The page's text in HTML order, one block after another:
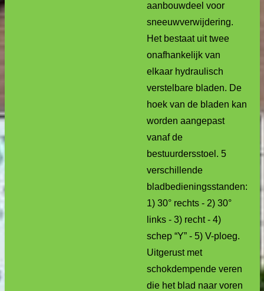
aanbouwdeel voor
sneeuwverwijdering.
Het bestaat uit twee
onafhankelijk van
elkaar hydraulisch
verstelbare bladen. De
hoek van de bladen kan
worden aangepast
vanaf de
bestuurdersstoel. 5
verschillende
bladbedieningsstanden:
1) 30° rechts - 2) 30°
links - 3) recht - 4)
schep “Y” - 5) V-ploeg.
Uitgerust met
schokdempende veren
die het blad naar voren